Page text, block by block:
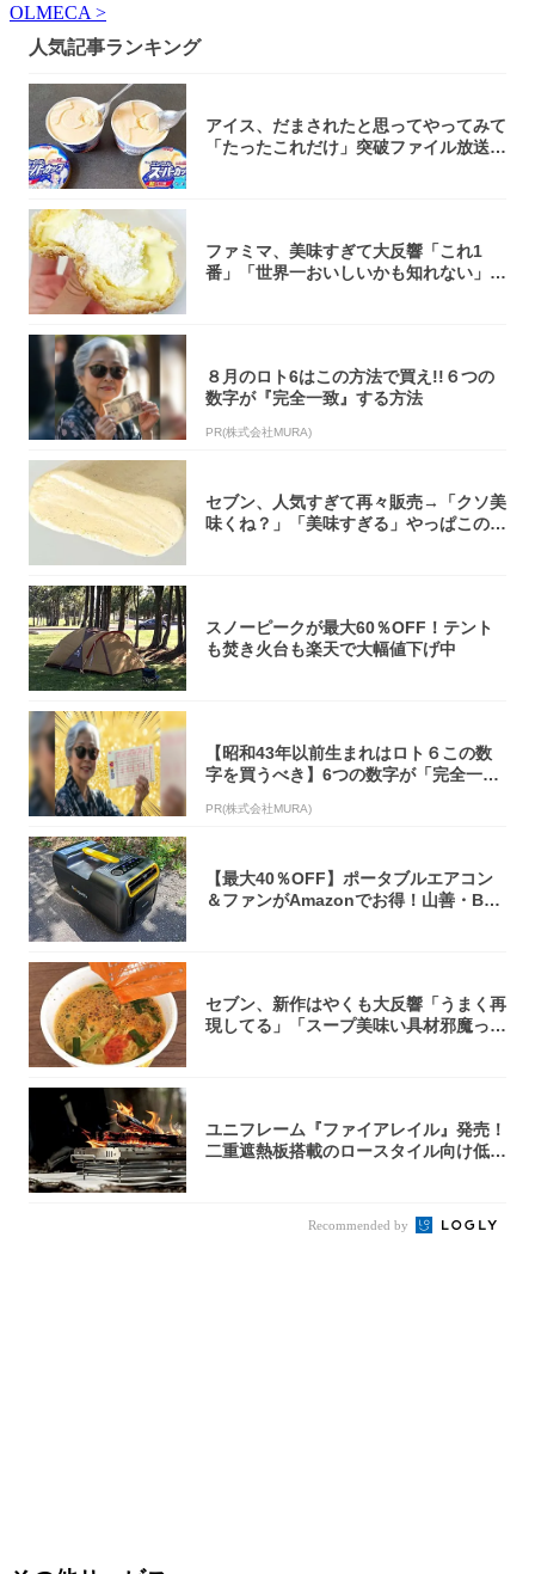
OLMECA >
人気記事ランキング
アイス、だまされたと思ってやってみて
「たったこれだけ」突破ファイル放送で
ファミマ、美味すぎて大反響「これ1
番」「世界一おいしいかも知れない」
８月のロト6はこの方法で買え!!６つの
数字が『完全一致』する方法
PR(株式会社MURA)
セブン、人気すぎて再々販売→「クソ美
味くね？」「美味すぎる」やっぱこのク
スノーピークが最大60％OFF！テント
も焚き火台も楽天で大幅値下げ中
【昭和43年以前生まれはロト６この数
字を買うべき】6つの数字が「完全一
PR(株式会社MURA)
【最大40％OFF】ポータブルエアコン
＆ファンがAmazonでお得！山善・Bo
セブン、新作はやくも大反響「うまく再
現してる」「スープ美味い具材邪魔って
ユニフレーム『ファイアレイル』発売！
二重遮熱板搭載のロースタイル向け低型
Recommended by